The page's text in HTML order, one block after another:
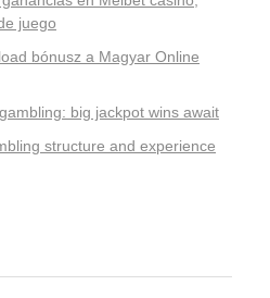
juego
bónusz a Magyar Online
big jackpot wins await
structure and experience